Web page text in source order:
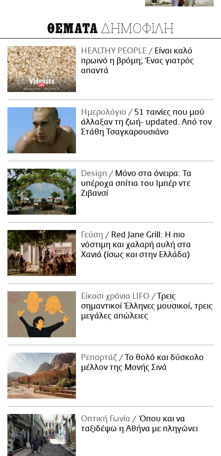
ΘΕΜΑΤΑ ΔΗΜΟΦΙΛΗ
HEALTHY PEOPLE
Είναι καλό
πρωινό η βρόμη; Ένας γιατρός
απαντά
Ημερολόγιο
51 ταινίες που μού
άλλαξαν τη ζωή- updated. Aπό τον
Στάθη Τσαγκαρουσιάνο
Design
Μόνο στα όνειρα: Τα
υπέροχα σπίτια του Ιμπέρ ντε
Ζιβανσί
Γεύση
Red Jane Grill: Η πιο
νόστιμη και χαλαρή αυλή στα
Χανιά (ίσως και στην Ελλάδα)
Είκοσι χρόνια LIFO
Tρεις
σημαντικοί Έλληνες μουσικοί, τρεις
μεγάλες απώλειες
Ρεπορτάζ
Το θολό και δύσκολο
μέλλον της Μονής Σινά
Οπτική Γωνία
Όπου και να
ταξιδέψω η Αθήνα με πληγώνει